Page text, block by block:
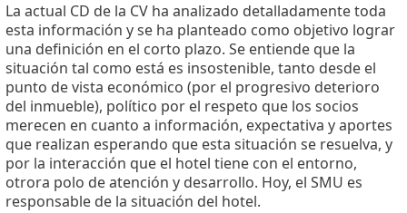
La actual CD de la CV ha analizado detalladamente toda
esta información y se ha planteado como objetivo lograr
una definición en el corto plazo. Se entiende que la
situación tal como está es insostenible, tanto desde el
punto de vista económico (por el progresivo deterioro
del inmueble), político por el respeto que los socios
merecen en cuanto a información, expectativa y aportes
que realizan esperando que esta situación se resuelva, y
por la interacción que el hotel tiene con el entorno,
otrora polo de atención y desarrollo. Hoy, el SMU es
responsable de la situación del hotel.